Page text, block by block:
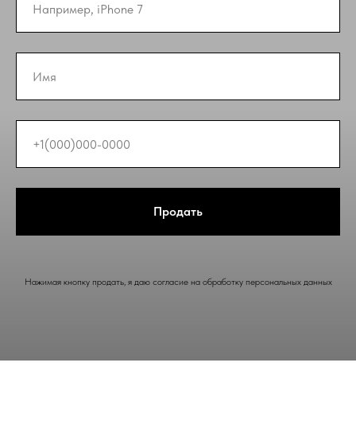
Продать
Нажимая кнопку продать, я даю согласие на обработку персональных данных